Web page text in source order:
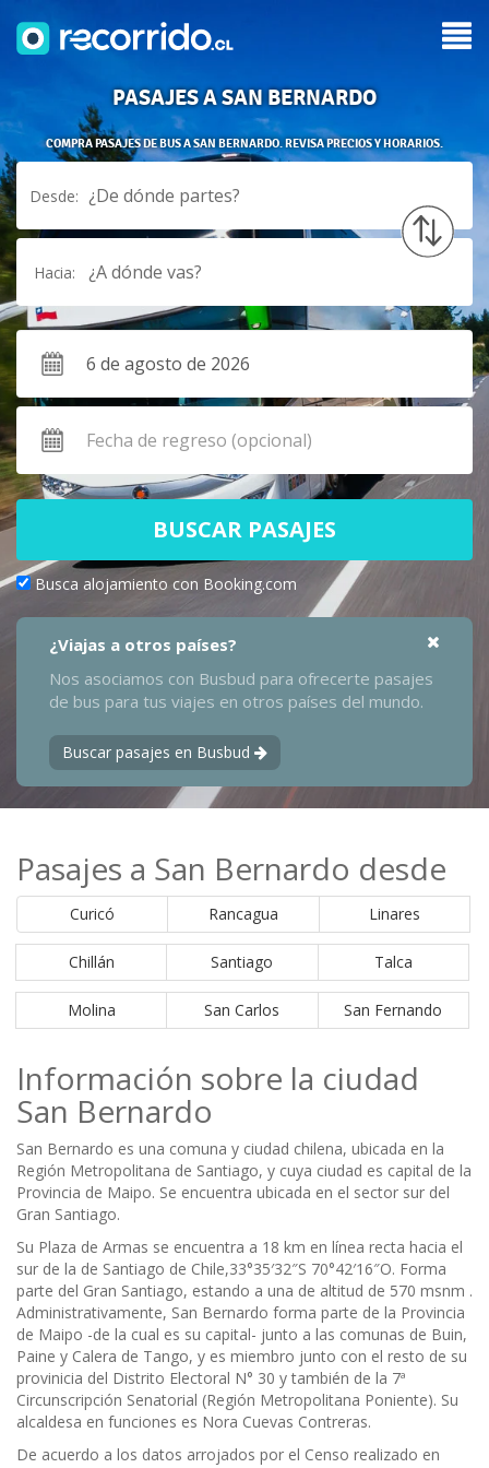
PASAJES A SAN BERNARDO
COMPRA PASAJES DE BUS A SAN BERNARDO. REVISA PRECIOS Y HORARIOS.
Desde: ¿De dónde partes?
Hacia: ¿A dónde vas?
BUSCAR PASAJES
Busca alojamiento con Booking.com
¿Viajas a otros países?
Nos asociamos con Busbud para ofrecerte pasajes
de bus para tus viajes en otros países del mundo.
Buscar pasajes en Busbud
Pasajes a San Bernardo desde
Curicó Rancagua Linares
Chillán Santiago Talca
Molina San Carlos San Fernando
Información sobre la ciudad
San Bernardo
San Bernardo es una comuna y ciudad chilena, ubicada en la
Región Metropolitana de Santiago, y cuya ciudad es capital de la
Provincia de Maipo. Se encuentra ubicada en el sector sur del
Gran Santiago.
Su Plaza de Armas se encuentra a 18 km en línea recta hacia el
sur de la de Santiago de Chile,33°35′32″S 70°42′16″O. Forma
parte del Gran Santiago, estando a una de altitud de 570 msnm .
Administrativamente, San Bernardo forma parte de la Provincia
de Maipo -de la cual es su capital- junto a las comunas de Buin,
Paine y Calera de Tango, y es miembro junto con el resto de su
provinicia del Distrito Electoral N° 30 y también de la 7ª
Circunscripción Senatorial (Región Metropolitana Poniente). Su
alcaldesa en funciones es Nora Cuevas Contreras.
De acuerdo a los datos arrojados por el Censo realizado en